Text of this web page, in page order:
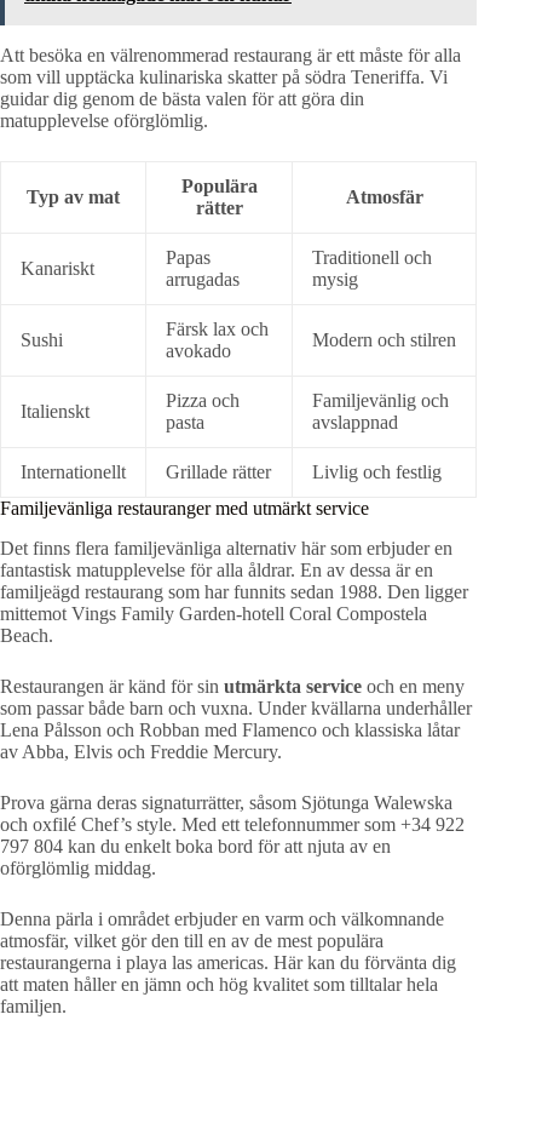
Att besöka en välrenommerad restaurang är ett måste för alla
som vill upptäcka kulinariska skatter på södra Teneriffa. Vi
guidar dig genom de bästa valen för att göra din
matupplevelse oförglömlig.
Typ av mat
Populära
rätter
Atmosfär
Kanariskt
Papas
arrugadas
Traditionell och
mysig
Sushi
Färsk lax och
avokado
Modern och stilren
Italienskt
Pizza och
pasta
Familjevänlig och
avslappnad
Internationellt Grillade rätter
Livlig och festlig
Familjevänliga restauranger med utmärkt service
Det finns flera familjevänliga alternativ här som erbjuder en
fantastisk matupplevelse för alla åldrar. En av dessa är en
familjeägd restaurang som har funnits sedan 1988. Den ligger
mittemot Vings Family Garden-hotell Coral Compostela
Beach.
Restaurangen är känd för sin utmärkta service och en meny
som passar både barn och vuxna. Under kvällarna underhåller
Lena Pålsson och Robban med Flamenco och klassiska låtar
av Abba, Elvis och Freddie Mercury.
Prova gärna deras signaturrätter, såsom Sjötunga Walewska
och oxfilé Chef’s style. Med ett telefonnummer som +34 922
797 804 kan du enkelt boka bord för att njuta av en
oförglömlig middag.
Denna pärla i området erbjuder en varm och välkomnande
atmosfär, vilket gör den till en av de mest populära
restaurangerna i playa las americas. Här kan du förvänta dig
att maten håller en jämn och hög kvalitet som tilltalar hela
familjen.